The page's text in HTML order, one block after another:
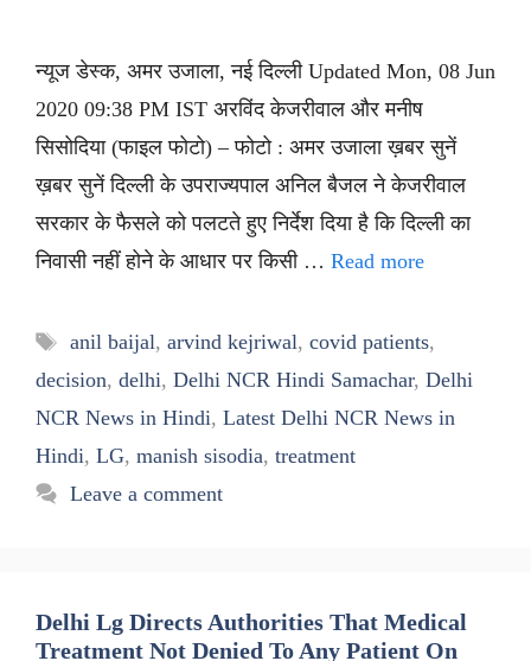
न्यूज डेस्क, अमर उजाला, नई दिल्ली Updated Mon, 08 Jun
2020 09:38 PM IST अरविंद केजरीवाल और मनीष
सिसोदिया (फाइल फोटो) – फोटो : अमर उजाला ख़बर सुनें
ख़बर सुनें दिल्ली के उपराज्यपाल अनिल बैजल ने केजरीवाल
सरकार के फैसले को पलटते हुए निर्देश दिया है कि दिल्ली का
निवासी नहीं होने के आधार पर किसी … Read more
Tags
anil baijal, arvind kejriwal, covid patients,
decision, delhi, Delhi NCR Hindi Samachar, Delhi
NCR News in Hindi, Latest Delhi NCR News in
Hindi, LG, manish sisodia, treatment
Leave a comment
Delhi Lg Directs Authorities That Medical
Treatment Not Denied To Any Patient On